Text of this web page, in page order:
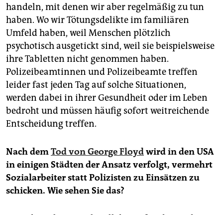
handeln, mit denen wir aber regelmäßig zu tun
haben. Wo wir Tötungsdelikte im familiären
Umfeld haben, weil Menschen plötzlich
psychotisch ausgetickt sind, weil sie beispielsweise
ihre Tabletten nicht genommen haben.
Polizeibeamtinnen und Polizeibeamte treffen
leider fast jeden Tag auf solche Situationen,
werden dabei in ihrer Gesundheit oder im Leben
bedroht und müssen häufig sofort weitreichende
Entscheidung treffen.
Nach demTod von George Floydwird in den USA
in einigen Städten der Ansatz verfolgt, vermehrt
Sozialarbeiter statt Polizisten zu Einsätzen zu
schicken. Wie sehen Sie das?